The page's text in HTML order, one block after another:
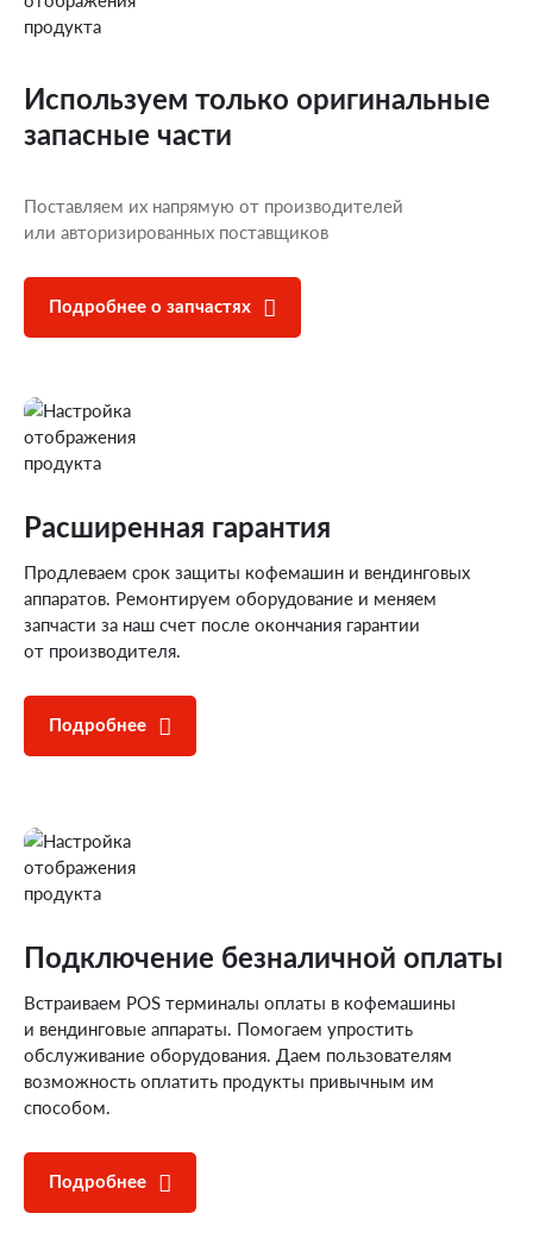
Используем только оригинальные
запасные части
Поставляем их напрямую от производителей
или авторизированных поставщиков
Подробнее о запчастях
Расширенная гарантия
Продлеваем срок защиты кофемашин и вендинговых
аппаратов. Ремонтируем оборудование и меняем
запчасти за наш счет после окончания гарантии
от производителя.
Подробнее
Подключение безналичной оплаты
Встраиваем POS терминалы оплаты в кофемашины
и вендинговые аппараты. Помогаем упростить
обслуживание оборудования. Даем пользователям
возможность оплатить продукты привычным им
способом.
Подробнее